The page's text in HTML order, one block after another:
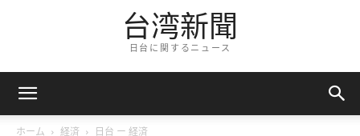
台湾新聞
日台に関するニュース
ホーム 経済 日台 ー 経済